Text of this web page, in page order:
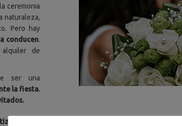
ceremonia
naturaleza,
Pero hay
conducen.
de
ser una
la fiesta.
saber que todo el mundo llegará a la misma hora.